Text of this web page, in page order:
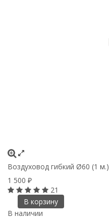
Воздуховод гибкий Ø60 (1 м.)
1 500 ₽
21
В корзину
В наличии